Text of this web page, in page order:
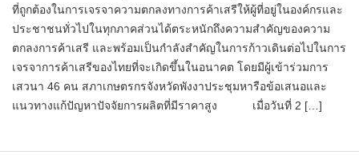
ที่ถูกต้องในการเจรจาความตกลงทางการค้าเสรีให้ผู้ที่อยู่ในองค์กรและ
ประชาชนทั่วไปในทุกภาคส่วนได้ตระหนักถึงความสำคัญของความ
ตกลงการค้าเสรี และพร้อมเป็นกำลังสำคัญในการก้าวเดินต่อไปในการ
เจรจาการค้าเสรีของไทยที่จะเกิดขึ้นในอนาคต โดยมีผู้เข้าร่วมการ
เสวนา 46 คน สภาเกษตรกรจังหวัดพังงาประชุมหารือข้อเสนอและ
แนวทางแก้ปัญหาปัจจัยการผลิตที่มีราคาสูง เมื่อวันที่ 2 […]